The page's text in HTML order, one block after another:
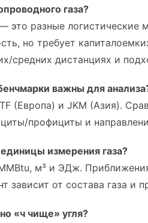
газа?
это разные логистические
но требует
средних дистанциях и
важны для
(Европа) и JKM (Азия).
профициты и
измерения газа?
м³ и ЭДж.
зависит от состава газа и
«ч чище» угля?